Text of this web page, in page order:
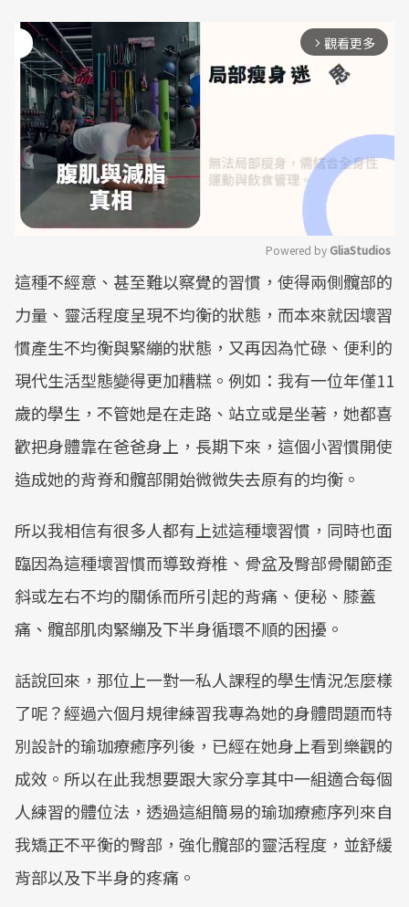
arrow_forward_ios 觀看更多
Mute
Powered by GliaStudios
這種不經意、甚至難以察覺的習慣，使得兩側髖部的
力量、靈活程度呈現不均衡的狀態，而本來就因壞習
慣產生不均衡與緊繃的狀態，又再因為忙碌、便利的
現代生活型態變得更加糟糕。例如：我有一位年僅11
歲的學生，不管她是在走路、站立或是坐著，她都喜
歡把身體靠在爸爸身上，長期下來，這個小習慣開使
造成她的背脊和髖部開始微微失去原有的均衡。
所以我相信有很多人都有上述這種壞習慣，同時也面
臨因為這種壞習慣而導致脊椎、骨盆及臀部骨關節歪
斜或左右不均的關係而所引起的背痛、便秘、膝蓋
痛、髖部肌肉緊繃及下半身循環不順的困擾。
話說回來，那位上一對一私人課程的學生情況怎麼樣
了呢？經過六個月規律練習我專為她的身體問題而特
別設計的瑜珈療癒序列後，已經在她身上看到樂觀的
成效。所以在此我想要跟大家分享其中一組適合每個
人練習的體位法，透過這組簡易的瑜珈療癒序列來自
我矯正不平衡的臀部，強化髖部的靈活程度，並舒緩
背部以及下半身的疼痛。